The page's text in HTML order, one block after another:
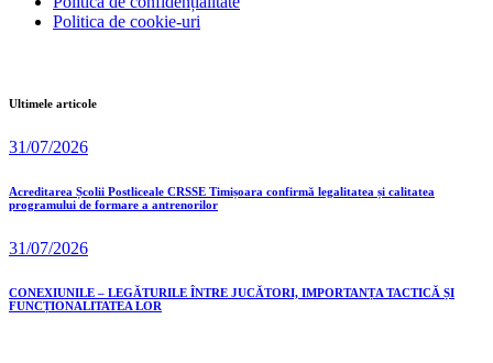
Politica de cookie-uri
Ultimele articole
31/07/2026
Acreditarea Școlii Postliceale CRSSE Timișoara confirmă legalitatea și calitatea
programului de formare a antrenorilor
31/07/2026
CONEXIUNILE – LEGĂTURILE ÎNTRE JUCĂTORI, IMPORTANȚA TACTICĂ ȘI
FUNCȚIONALITATEA LOR